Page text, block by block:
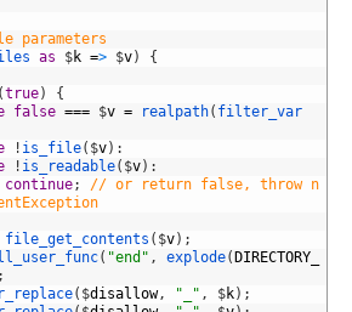
as $k => $v) {
(true)
{
false === $v = realpath( filter_var
! is_file( $v) :
! is_readable( $v) :
continue;
// or return false, throw n
file_get_contents ( $v) ;
( "end" , explode( DIRECTORY_
;
( $disallow, "_" , $k) ;